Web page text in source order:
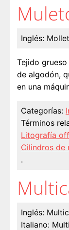
Inglés:
Tejido
de algodón,
en una
Categorías:
Términos
Litografía
Cilindros de
.
Inglés:
Italiano: